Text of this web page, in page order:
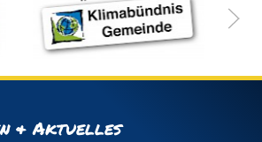
& Aktuelles